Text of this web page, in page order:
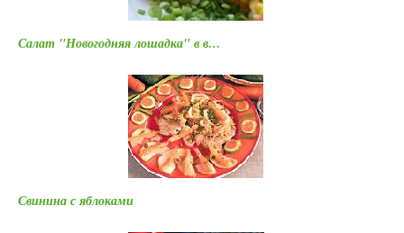
Салат "Новогодняя лошадка" в в…
Свинина с яблоками